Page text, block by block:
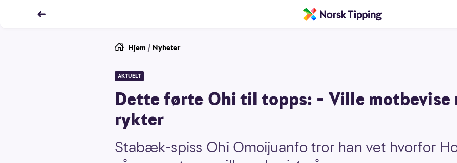
Hjem / Nyheter
AKTUELT
Dette førte Ohi til topps: – Ville motbevise
rykter
Stabæk-spiss Ohi Omoijuanfo tror han vet hvorfor